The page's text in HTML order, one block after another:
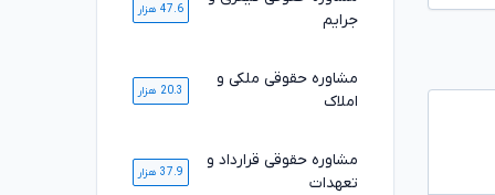
جرایم
47.6 هزار
مشاوره حقوقی ملکی و
املاک
20.3 هزار
مشاوره حقوقی قرارداد و
تعهدات
37.9 هزار